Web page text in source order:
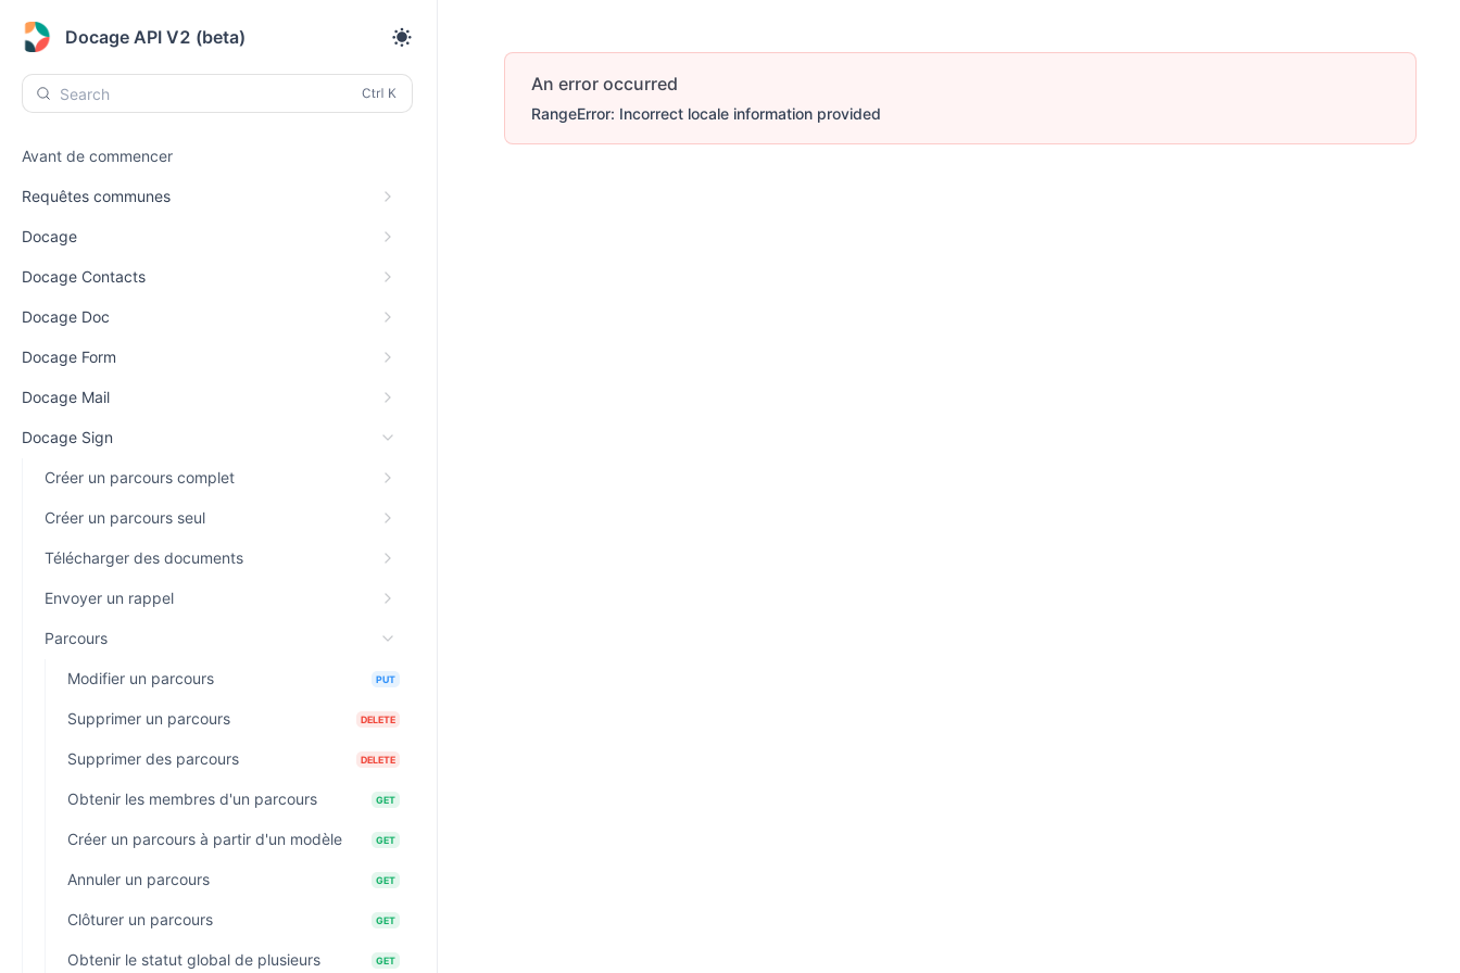
Docage API V2 (beta)
Search
Avant de commencer
Requêtes communes
Docage
Docage Contacts
Docage Doc
Docage Form
Docage Mail
Docage Sign
Créer un parcours complet
Créer un parcours seul
Télécharger des documents
Envoyer un rappel
Parcours
Modifier un parcours PUT
Supprimer un parcours DELETE
Supprimer des parcours DELETE
Obtenir les membres d'un parcours GET
Créer un parcours à partir d'un modèle GET
Annuler un parcours GET
Clôturer un parcours GET
Obtenir le statut global de plusieurs GET
An error occurred
RangeError: Incorrect locale information provided